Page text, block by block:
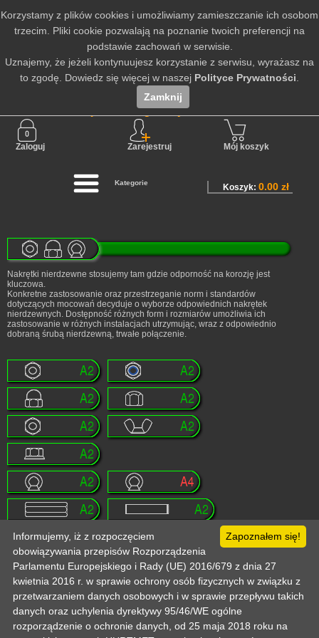
Nie jesteś zalogowany
Zaloguj Zarejestruj Mój koszyk
Kategorie
Nakrętki nierdzewne stosujemy tam gdzie odporność na korozję jest
kluczowa.
Konkretne zastosowanie oraz przestrzeganie norm i standardów
dotyczących mocowań decyduje o wyborze odpowiednich nakrętek
nierdzewnych. Dostępność różnych form i rozmiarów umożliwia ich
zastosowanie w różnych instalacjach utrzymując, wraz z odpowiednio
dobraną śrubą nierdzewną, trwałe połączenie.
Strona główna Pomoc Informacje techniczne
Kontakt
Zaloguj Zarejestruj
Copyright © 2003-2026 by :: HURTMET.PL :: Wszelkie prawa zastrzeżone
Publikowanie materiałów (w tym grafiki) tylko za zgodą HURTMET.PL
Regulamin
Koszyk:0.00 zł
Zapoznałem się!
Informujemy, iż z rozpoczęciem
obowiązywania przepisów Rozporządzenia
Parlamentu Europejskiego i Rady (UE) 2016/679 z dnia 27
kwietnia 2016 r. w sprawie ochrony osób fizycznych w związku z
przetwarzaniem danych osobowych i w sprawie przepływu takich
danych oraz uchylenia dyrektywy 95/46/WE ogólne
rozporządzenie o ochronie danych, od 25 maja 2018 roku na
Korzystamy z plików cookies i umożliwiamy zamieszczanie ich osobom
trzecim. Pliki cookie pozwalają na poznanie twoich preferencji na
podstawie zachowań w serwisie.
Uznajemy, że jeżeli kontynuujesz korzystanie z serwisu, wyrażasz na
to zgodę. Dowiedz się więcej w naszej Polityce Prywatności
Zamknij